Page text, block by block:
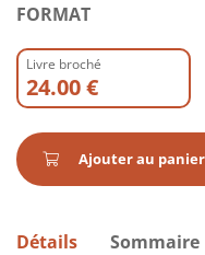
FORMAT
Livre broché
24.00 €
Ajouter au panier
Détails Sommaire